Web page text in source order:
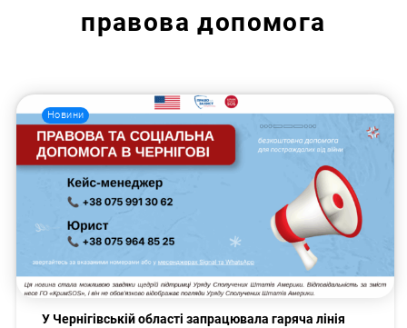
правова допомога
Новини
У Чернігівській області запрацювала гаряча лінія